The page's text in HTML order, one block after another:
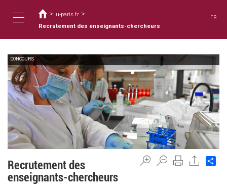
contenido
Toggle
navigation
está
aquí
> u-paris.fr >
Recrutement des enseignants-chercheurs
FR
CONCOURS
Recrutement des
enseignants-chercheurs